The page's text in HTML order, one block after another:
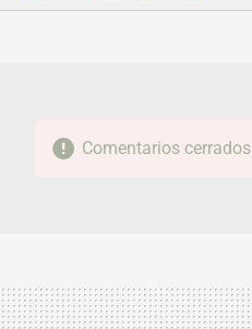
FACEBOOKTWITTERFLIPBOARD
E-
WHATSAPP
Comentarios cerrados